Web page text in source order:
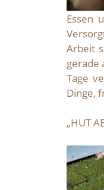
Essen
Arbeit
gerade
Tage
Dinge,
„HUT